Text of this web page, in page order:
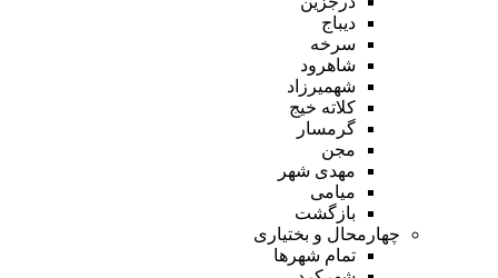
دیباج
سرخه
شاهرود
شهمیرزاد
کلاته خیج
گرمسار
مجن
مهدی شهر
میامی
بازگشت
چهارمحال و بختیاری
تمام شهر‌ها